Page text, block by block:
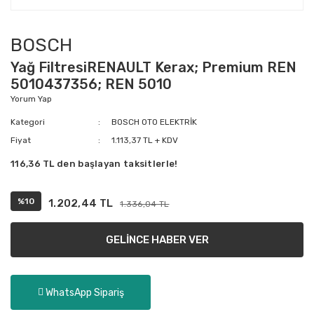
BOSCH
Yağ FiltresiRENAULT Kerax; Premium REN
5010437356; REN 5010
Yorum Yap
Kategori
BOSCH OTO ELEKTRİK
Fiyat
1.113,37 TL + KDV
116,36 TL den başlayan taksitlerle!
%10 1.202,44 TL 1.336,04 TL
GELİNCE HABER VER
WhatsApp Sipariş